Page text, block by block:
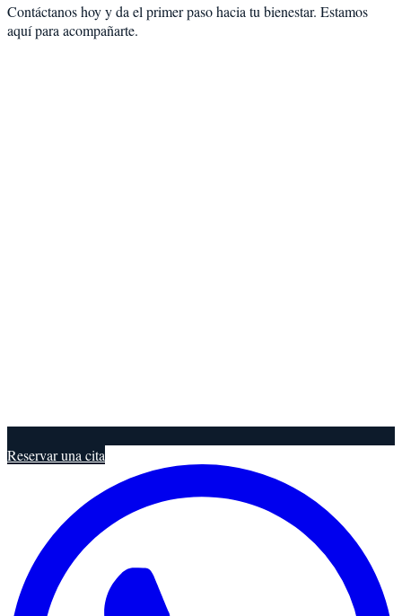
Contáctanos hoy y da el primer paso hacia tu bienestar. Estamos
aquí para acompañarte.
Reservar una cita